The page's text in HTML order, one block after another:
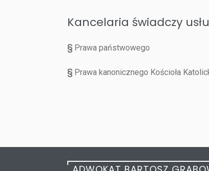
Kancelaria świadczy
§ Prawa państwowego
§ Prawa kanonicznego Kościoła